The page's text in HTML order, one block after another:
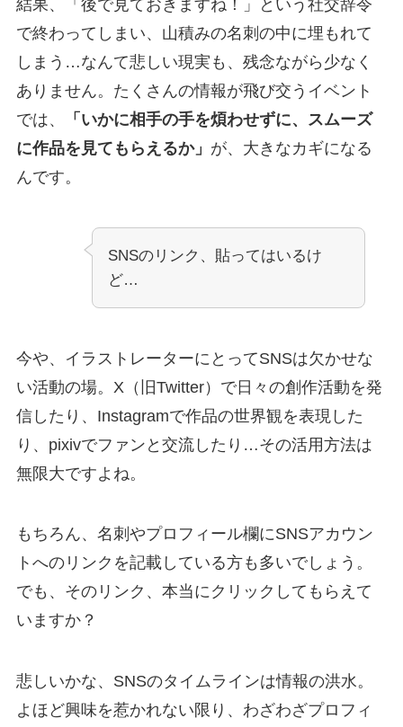
結果、「後で見ておきますね！」という社交辞令
で終わってしまい、山積みの名刺の中に埋もれて
しまう…なんて悲しい現実も、残念ながら少なく
ありません。たくさんの情報が飛び交うイベント
では、
「いかに相手の手を煩わせずに、スムーズ
に作品を見てもらえるか」 が、大きなカギになる
んです。
SNSのリンク、貼ってはいるけ
ど…
今や、イラストレーターにとってSNSは欠かせな
い活動の場。X（旧Twitter）で日々の創作活動を発
信したり、Instagramで作品の世界観を表現した
り、pixivでファンと交流したり…その活用方法は
無限大ですよね。
もちろん、名刺やプロフィール欄にSNSアカウン
トへのリンクを記載している方も多いでしょう。
でも、そのリンク、本当にクリックしてもらえて
いますか？
悲しいかな、SNSのタイムラインは情報の洪水。
よほど興味を惹かれない限り、わざわざプロフィ